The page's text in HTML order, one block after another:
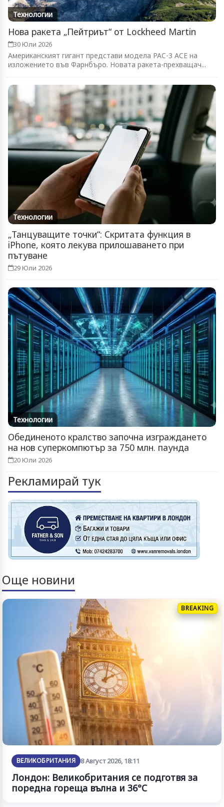
Технологии
Нова ракета „Пейтриът“ от Lockheed Martin
30 Юли 2026
Американският гигант представи модела PAC-3 ACE на
изложението във Фарнбъро. Новата ракета-прехващач...
Технологии
„Танцуващите точки“: Скритата функция в
iPhone, която лекува прилошаването при
пътуване
29 Юли 2026
Технологии
Обединеното кралство започна изграждането
на нов суперкомпютър за 750 млн. паунда
20 Юли 2026
Рекламирай тук
Още новини
BREAKING
ВЕЛИКОБРИТАНИЯ 8 Август 2026, 18:11
Лондон: Великобритания се подготвя за
поредна гореща вълна и 36°C